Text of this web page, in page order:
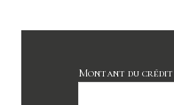
Montant du crédit